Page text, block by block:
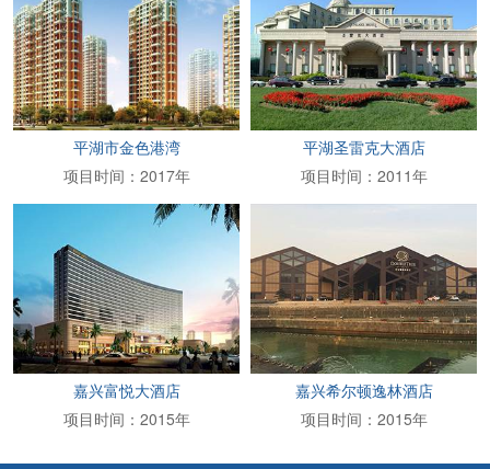
平湖市金色港湾
项目时间：2017年
平湖圣雷克大酒店
项目时间：2011年
嘉兴富悦大酒店
项目时间：2015年
嘉兴希尔顿逸林酒店
项目时间：2015年